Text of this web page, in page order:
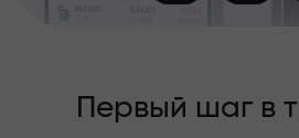
Первый шаг в